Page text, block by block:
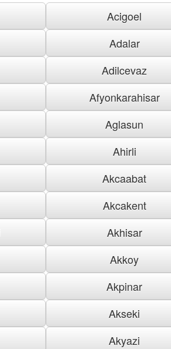
Acigoel
Adalar
Adilcevaz
Afyonkarahisar
Aglasun
Ahirli
Akcaabat
Akcakent
Akhisar
Akkoy
Akpinar
Akseki
Akyazi